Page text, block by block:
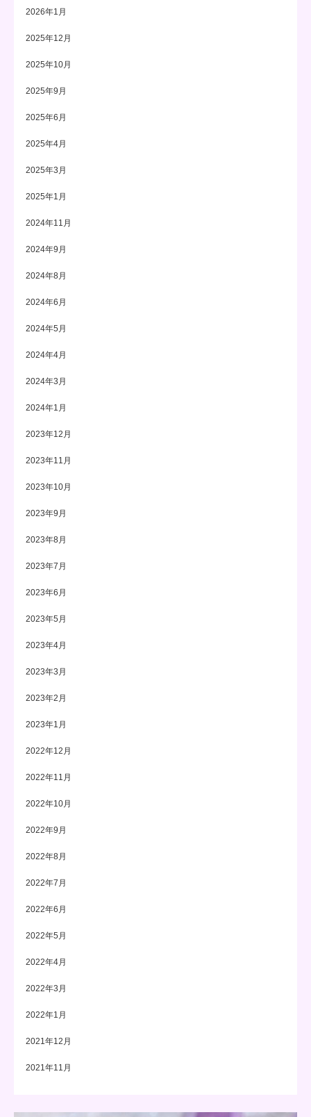
2026年1月
2025年12月
2025年10月
2025年9月
2025年6月
2025年4月
2025年3月
2025年1月
2024年11月
2024年9月
2024年8月
2024年6月
2024年5月
2024年4月
2024年3月
2024年1月
2023年12月
2023年11月
2023年10月
2023年9月
2023年8月
2023年7月
2023年6月
2023年5月
2023年4月
2023年3月
2023年2月
2023年1月
2022年12月
2022年11月
2022年10月
2022年9月
2022年8月
2022年7月
2022年6月
2022年5月
2022年4月
2022年3月
2022年1月
2021年12月
2021年11月